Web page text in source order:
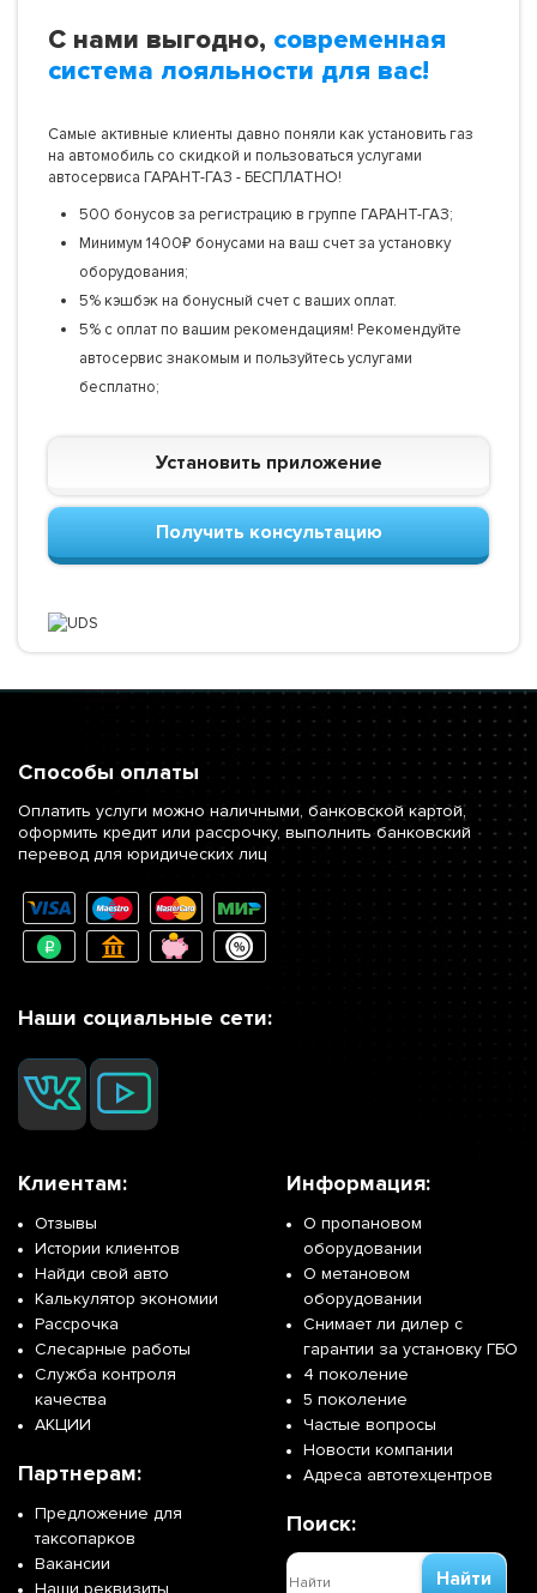
С нами выгодно, современная
система лояльности для вас!
Самые активные клиенты давно поняли как установить газ
на автомобиль со скидкой и пользоваться услугами
автосервиса ГАРАНТ-ГАЗ - БЕСПЛАТНО!
500 бонусов за регистрацию в группе ГАРАНТ-ГАЗ;
Минимум 1400₽ бонусами на ваш счет за установку
оборудования;
5% кэшбэк на бонусный счет с ваших оплат.
5% с оплат по вашим рекомендациям! Рекомендуйте
автосервис знакомым и пользуйтесь услугами
бесплатно;
Установить приложение
Получить консультацию
Способы оплаты
Оплатить услуги можно наличными, банковской картой,
оформить кредит или рассрочку, выполнить банковский
перевод для юридических лиц
Наши социальные сети:
Клиентам:
Отзывы
Истории клиентов
Найди свой авто
Калькулятор экономии
Рассрочка
Слесарные работы
Служба контроля
качества
АКЦИИ
Партнерам:
Предложение для
таксопарков
Вакансии
Информация:
О пропановом
оборудовании
О метановом
оборудовании
Снимает ли дилер с
гарантии за установку ГБО
4 поколение
5 поколение
Частые вопросы
Новости компании
Адреса автотехцентров
Поиск:
Найти